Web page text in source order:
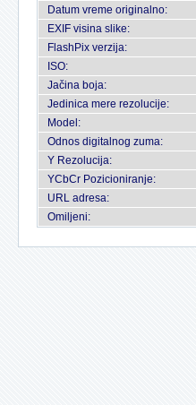
Datum vreme originalno:
EXIF visina slike:
FlashPix verzija:
ISO:
Jačina boja:
Jedinica mere rezolucije:
Model:
Odnos digitalnog zuma:
Y Rezolucija:
YCbCr Pozicioniranje:
URL adresa:
Omiljeni: